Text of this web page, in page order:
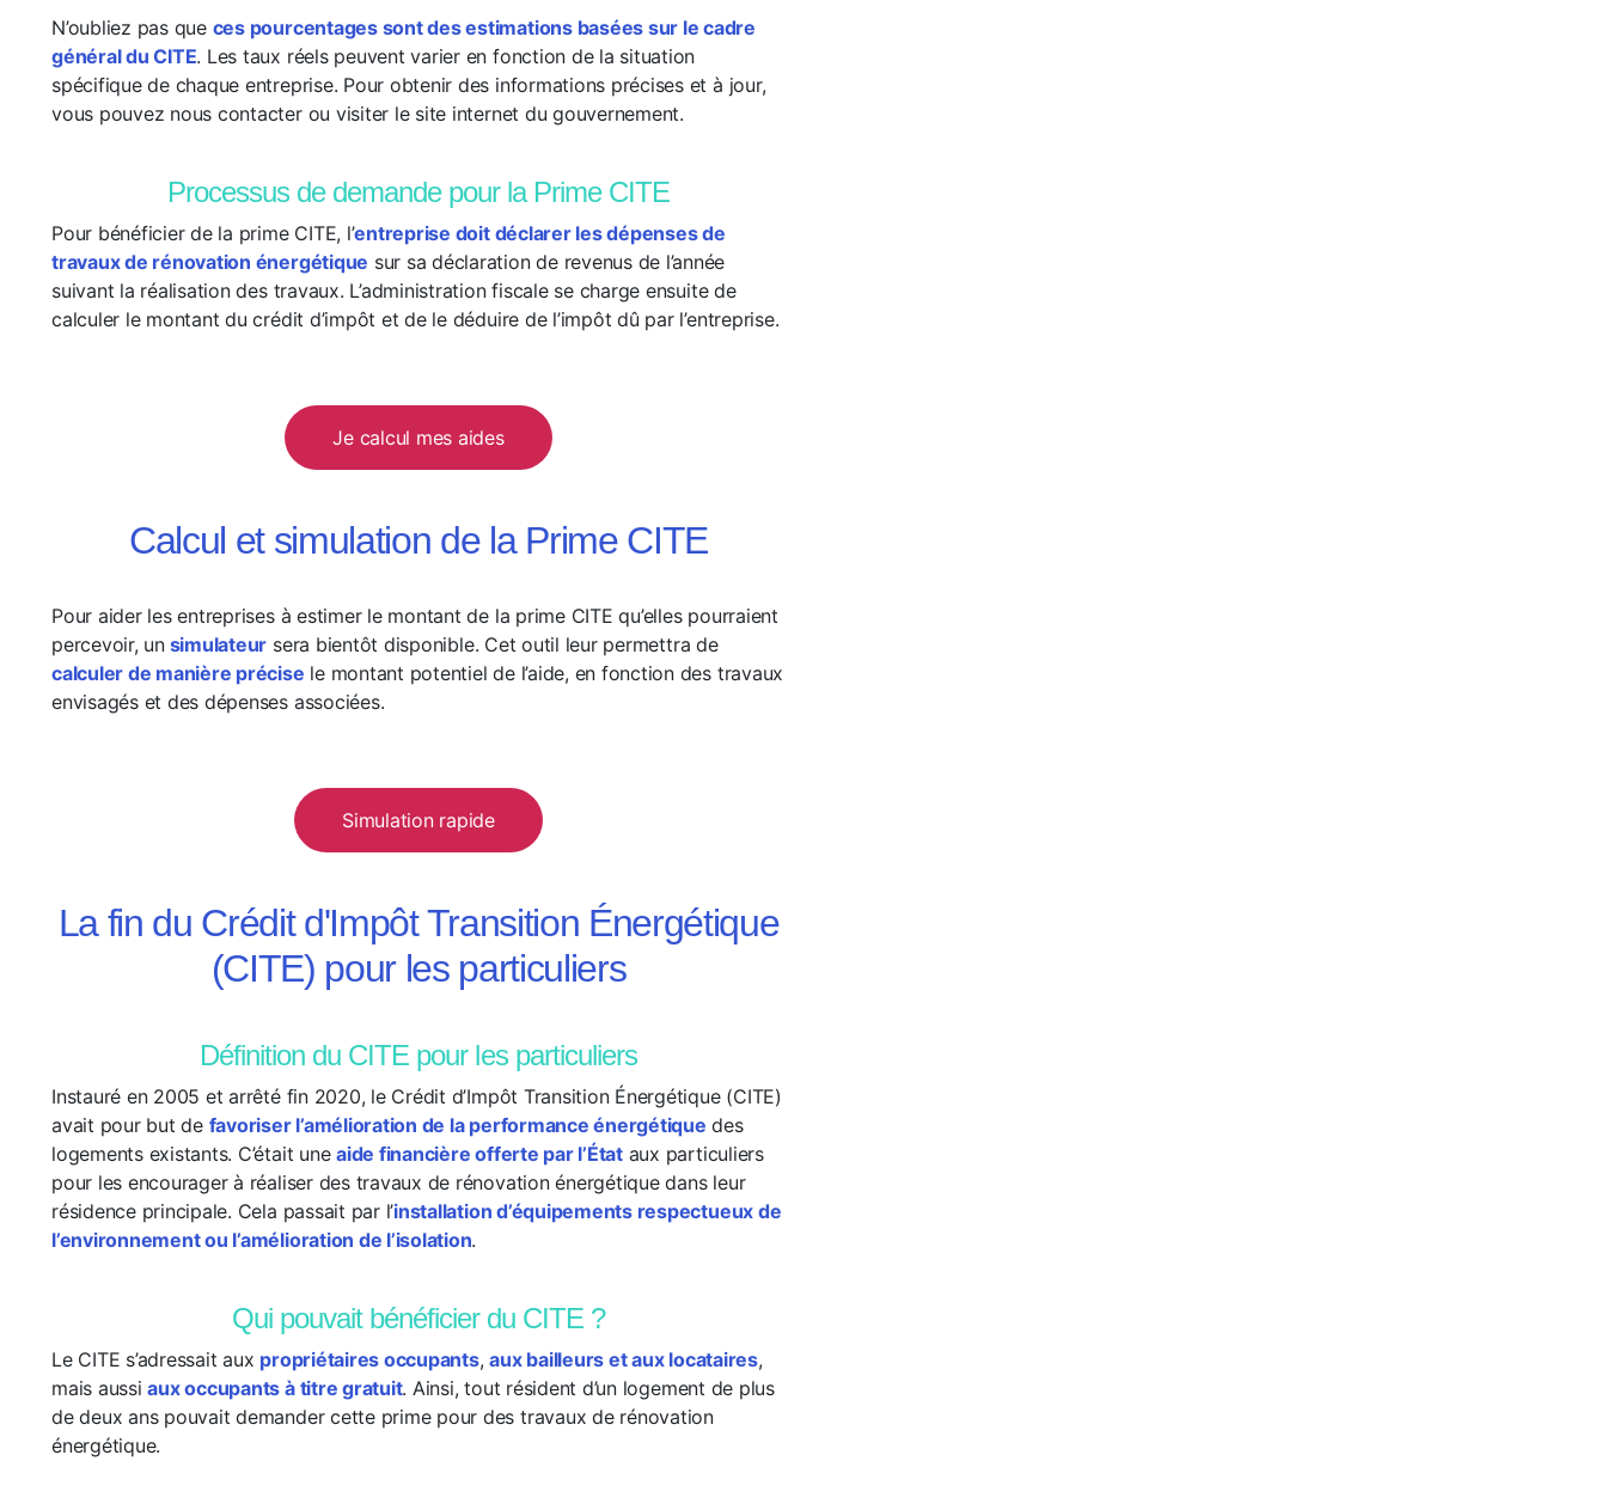
N’oubliez pas que ces pourcentages sont des estimations basées sur le cadre
général du CITE. Les taux réels peuvent varier en fonction de la situation
spécifique de chaque entreprise. Pour obtenir des informations précises et à jour,
vous pouvez nous contacter ou visiter le site internet du gouvernement.
Processus de demande pour la Prime CITE
Pour bénéficier de la prime CITE, l’entreprise doit déclarer les dépenses de
travaux de rénovation énergétique sur sa déclaration de revenus de l’année
suivant la réalisation des travaux. L’administration fiscale se charge ensuite de
calculer le montant du crédit d’impôt et de le déduire de l’impôt dû par l’entreprise.
Je calcul mes aides
Calcul et simulation de la Prime CITE
Pour aider les entreprises à estimer le montant de la prime CITE qu’elles pourraient
percevoir, unsimulateur sera bientôt disponible. Cet outil leur permettra de
calculer de manière précise le montant potentiel de l’aide, en fonction des travaux
envisagés et des dépenses associées.
Simulation rapide
La fin du Crédit d'Impôt Transition Énergétique
(CITE) pour les particuliers
Définition du CITE pour les particuliers
Instauré en 2005 et arrêté fin 2020, le Crédit d’Impôt Transition Énergétique (CITE)
avait pour but de favoriser l’amélioration de la performance énergétique des
logements existants. C’était uneaide financière offerte par l’Étataux particuliers
pour les encourager à réaliser des travaux de rénovation énergétique dans leur
résidence principale. Cela passait par l’installation d’équipements respectueux de
l’environnement ou l’amélioration de l’isolation.
Qui pouvait bénéficier du CITE ?
Le CITE s’adressait aux propriétaires occupants,aux bailleurs et aux locataires,
mais aussiaux occupants à titre gratuit. Ainsi, tout résident d’un logement de plus
de deux ans pouvait demander cette prime pour des travaux de rénovation
énergétique.